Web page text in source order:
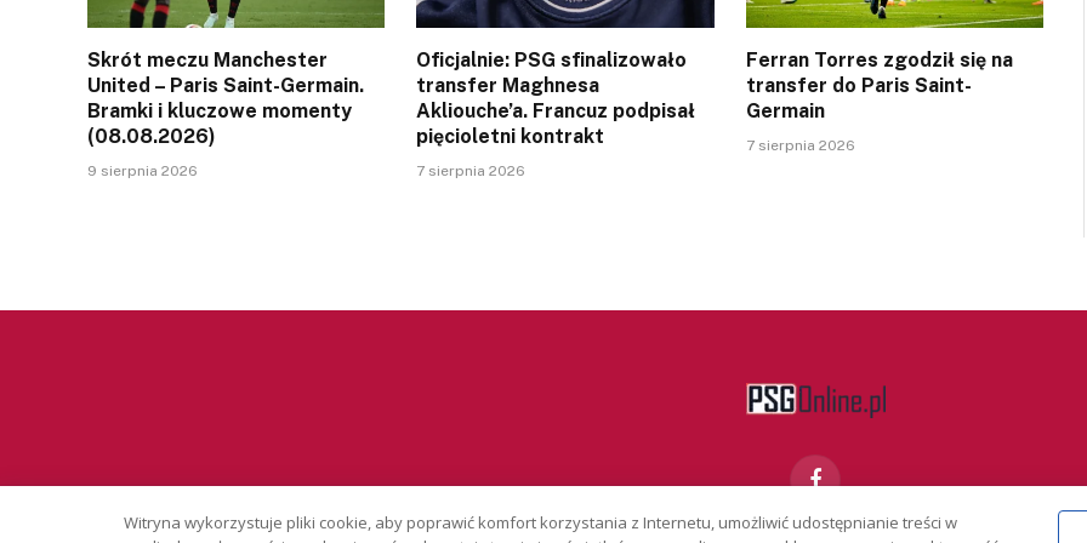
Skrót meczu Manchester
United – Paris Saint-Germain.
Bramki i kluczowe momenty
(08.08.2026)
9 sierpnia 2026
Oficjalnie: PSG sfinalizowało
transfer Maghnesa
Akliouche’a. Francuz podpisał
pięcioletni kontrakt
7 sierpnia 2026
Ferran Torres zgodził się na
transfer do Paris Saint-
Germain
7 sierpnia 2026
Facebook
Witryna wykorzystuje pliki cookie, aby poprawić komfort korzystania z Internetu, umożliwić udostępnianie treści w